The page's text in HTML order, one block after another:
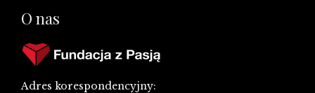
O nas
Adres korespondencyjny: